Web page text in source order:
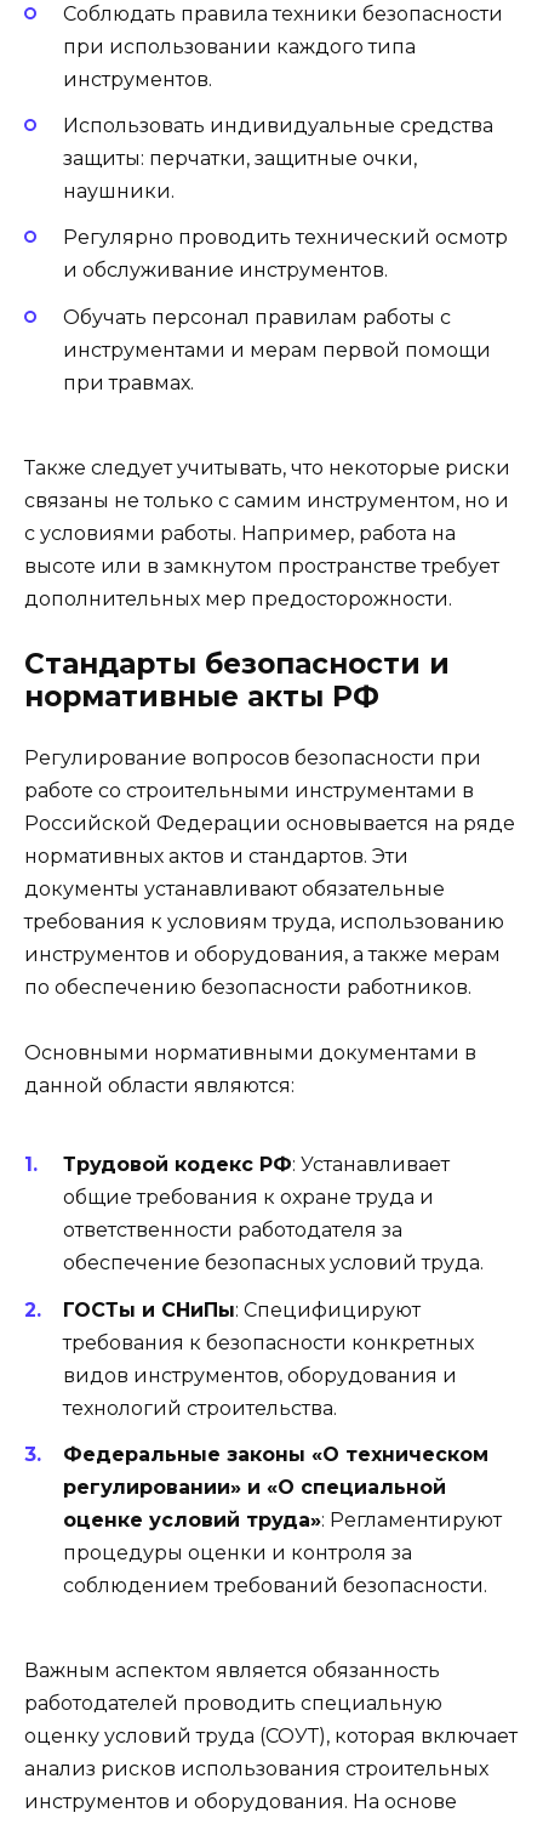
Соблюдать правила техники безопасности
при использовании каждого типа
инструментов.
Использовать индивидуальные средства
защиты: перчатки, защитные очки,
наушники.
Регулярно проводить технический осмотр
и обслуживание инструментов.
Обучать персонал правилам работы с
инструментами и мерам первой помощи
при травмах.
Также следует учитывать, что некоторые риски
связаны не только с самим инструментом, но и
с условиями работы. Например, работа на
высоте или в замкнутом пространстве требует
дополнительных мер предосторожности.
Стандарты безопасности и
нормативные акты РФ
Регулирование вопросов безопасности при
работе со строительными инструментами в
Российской Федерации основывается на ряде
нормативных актов и стандартов. Эти
документы устанавливают обязательные
требования к условиям труда, использованию
инструментов и оборудования, а также мерам
по обеспечению безопасности работников.
Основными нормативными документами в
данной области являются:
Трудовой кодекс РФ: Устанавливает
общие требования к охране труда и
ответственности работодателя за
обеспечение безопасных условий труда.
ГОСТы и СНиПы: Специфицируют
требования к безопасности конкретных
видов инструментов, оборудования и
технологий строительства.
Федеральные законы «О техническом
регулировании» и «О специальной
оценке условий труда»: Регламентируют
процедуры оценки и контроля за
соблюдением требований безопасности.
Важным аспектом является обязанность
работодателей проводить специальную
оценку условий труда (СОУТ), которая включает
анализ рисков использования строительных
инструментов и оборудования. На основе